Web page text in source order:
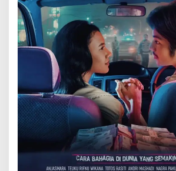
s
a
d
a
n
u
r
v
i
v
a
l